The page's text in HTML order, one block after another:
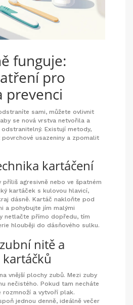
funguje:
pro
prevenci
sami, můžete ovlivnit
se nová vrstva netvořila a
Existují metody,
usazeniny a zpomalit
kartáčení
agresivně nebo ve špatném
kartáček s kulovou hlavicí,
dásně. Kartáč nakloňte pod
a pohybujte jím malými
netlačte přímo dopředu, tím
hlouběji do dásňového sulku.
nitě a
vnější plochy zubů. Mezi zuby
nečistého. Pokud tam necháte
a vytvoří plak.
jednou denně, ideálně večer